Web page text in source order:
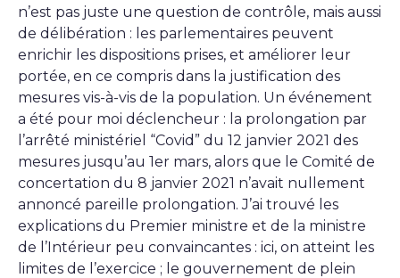
n’est pas juste une question de contrôle, mais aussi
de délibération : les parlementaires peuvent
enrichir les dispositions prises, et améliorer leur
portée, en ce compris dans la justification des
mesures vis-à-vis de la population. Un événement
a été pour moi déclencheur : la prolongation par
l’arrêté ministériel “Covid” du 12 janvier 2021 des
mesures jusqu’au 1er mars, alors que le Comité de
concertation du 8 janvier 2021 n’avait nullement
annoncé pareille prolongation. J’ai trouvé les
explications du Premier ministre et de la ministre
de l’Intérieur peu convaincantes : ici, on atteint les
limites de l’exercice ; le gouvernement de plein